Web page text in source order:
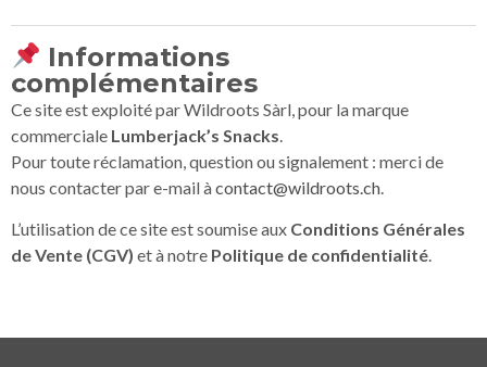
Informations
complémentaires
Ce site est exploité par Wildroots Sàrl, pour la marque
commerciale Lumberjack’s Snacks
Pour toute réclamation, question ou signalement : merci de
nous contacter par e-mail àcontact@wildroots.ch
L’utilisation de ce site est soumise aux Conditions Générales
de Vente (CGV) et à notre Politique de confidentialité.